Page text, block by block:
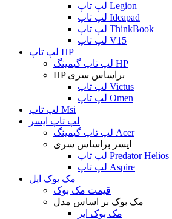
لپ تاپ Legion
لپ تاپ Ideapad
لپ تاپ ThinkBook
لپ تاپ V15
لپ تاپ HP
لپ تاپ گیمینگ HP
HP براساس سری
لپ تاپ Victus
لپ تاپ Omen
لپ تاپ Msi
لپ تاپ ایسر
لپ تاپ گیمینگ Acer
ایسر براساس سری
لپ تاپ Predator Helios
لپ تاپ Aspire
مک بوک اپل
قیمت مک بوک
مک بوک بر اساس مدل
مک بوک ایر